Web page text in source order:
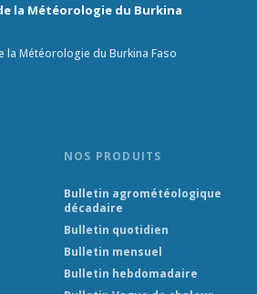
la Météorologie du Burkina
la Météorologie du Burkina Faso
NOS PRODUITS
Bulletin agrométéologique
décadaire
Bulletin quotidien
Bulletin mensuel
Bulletin hebdomadaire